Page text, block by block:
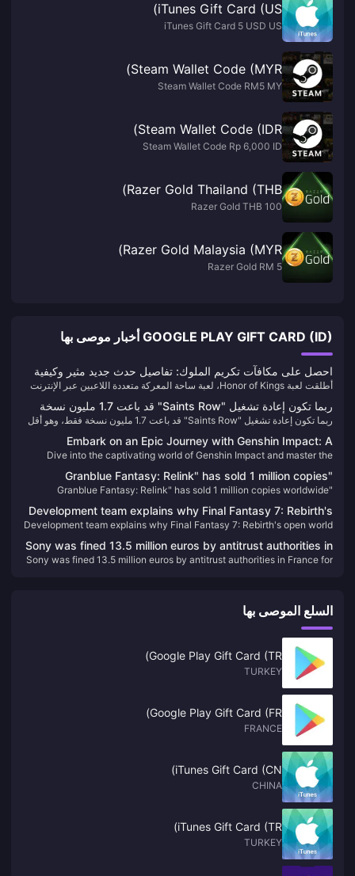
iTunes Gift Card (US)
iTunes Gift Card 5 USD US
Steam Wallet Code (MYR)
Steam Wallet Code RM5 MY
Steam Wallet Code (IDR)
Steam Wallet Code Rp 6,000 ID
Razer Gold Thailand (THB)
Razer Gold THB 100
Razer Gold Malaysia (MYR)
Razer Gold RM 5
GOOGLE PLAY GIFT CARD (ID) أخبار موصى بها
احصل على مكافآت تكريم الملوك: تفاصيل حدث جديد مثير وكيفية
تعزيز طريقة لعبك!
أطلقت لعبة Honor of Kings، لعبة ساحة المعركة متعددة اللاعبين عبر الإنترنت
وتجربة لعب محسنة.
ربما تكون إعادة تشغيل "Saints Row" قد باعت 1.7 مليون نسخة
فقط، وهو أقل رقم في تاريخ السلسلة
ربما تكون إعادة تشغيل "Saints Row" قد باعت 1.7 مليون نسخة فقط، وهو أقل
Embark on an Epic Journey with Genshin Impact: A
Comprehensive Guide 🌌
Dive into the captivating world of Genshin Impact and master the
adventure with a simple Genesis Crystal top-up guide.
"Granblue Fantasy: Relink" has sold 1 million copies
worldwide"Granblue Fantasy: Relink" has sold 1 million copies worldwide
Development team explains why Final Fantasy 7: Rebirth's
open world is so important
Development team explains why Final Fantasy 7: Rebirth's open world
Sony was fined 13.5 million euros by antitrust authorities in
France for abusing its market dominance
Sony was fined 13.5 million euros by antitrust authorities in France for
السلع الموصى بها
Google Play Gift Card (TR)
TURKEY
Google Play Gift Card (FR)
FRANCE
iTunes Gift Card (CN)
CHINA
iTunes Gift Card (TR)
TURKEY